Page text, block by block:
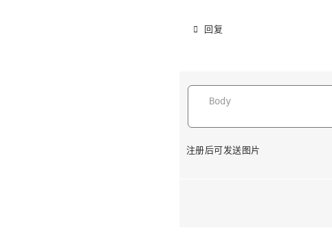
回复
注册后可发送图片